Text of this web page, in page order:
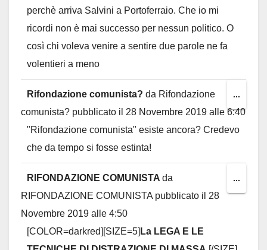
perchè arriva Salvini a Portoferraio. Che io mi
ricordi non è mai successo per nessun politico. O
così chi voleva venire a sentire due parole ne fa
volentieri a meno
Rifondazione comunista? da Rifondazione
comunista? pubblicato il 28 Novembre 2019 alle 6:40
"Rifondazione comunista" esiste ancora? Credevo
che da tempo si fosse estinta!
...
this
RIFONDAZIONE COMUNISTA da
RIFONDAZIONE COMUNISTA pubblicato il 28
Novembre 2019 alle 4:50
[COLOR=darkred][SIZE=5] La LEGA E LE
...
this